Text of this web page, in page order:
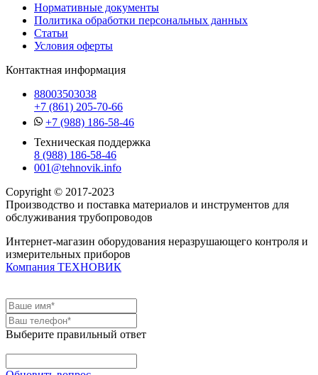
Нормативные документы
Политика обработки персональных данных
Статьи
Условия оферты
Контактная информация
88003503038
+7 (861) 205-70-66
+7 (988) 186-58-46
Техническая поддержка
8 (988) 186-58-46
001@tehnovik.info
Copyright © 2017-2023
Производство и поставка материалов и инструментов для
обслуживания трубопроводов
Интернет-магазин оборудования неразрушающего контроля и
измерительных приборов
Компания ТЕХНОВИК
Выберите правильный ответ